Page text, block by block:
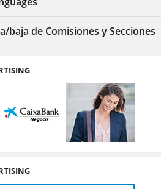
baja de Comisiones y Secciones